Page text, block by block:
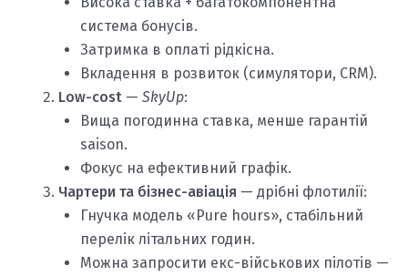
система бонусів.
Затримка в оплаті рідкісна.
Вкладення в розвиток (симулятори, CRM).
Low-cost — SkyUp:
Вища погодинна ставка, менше гарантій
saison.
Фокус на ефективний графік.
Чартери та бізнес-авіація — дрібні флотилії:
Гнучка модель «Pure hours», стабільний
перелік літальних годин.
Можна запросити екс-військових пілотів —